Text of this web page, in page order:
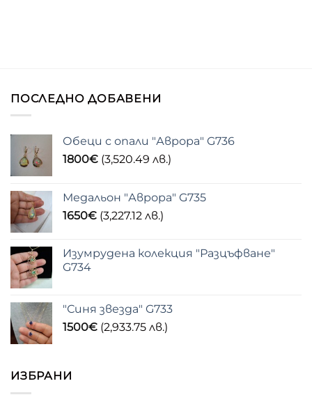
ПОСЛЕДНО ДОБАВЕНИ
Обеци с опали "Аврора" G736
1800€ (3,520.49 лв.)
Медальон "Аврора" G735
1650€ (3,227.12 лв.)
Изумрудена колекция "Разцъфване"
G734
"Синя звезда" G733
1500€ (2,933.75 лв.)
ИЗБРАНИ